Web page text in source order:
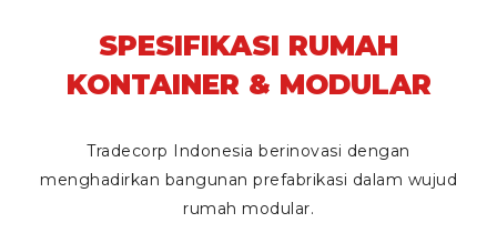
SPESIFIKASI RUMAH
KONTAINER & MODULAR
Tradecorp Indonesia berinovasi dengan
menghadirkan bangunan prefabrikasi dalam wujud
rumah modular.